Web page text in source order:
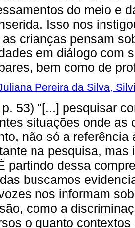
do meio e
Isso nos
as crianças pensam
em diálogo com
bem como de
Pereira da Silva,
p. 53) "[...] pesquisar
situações onde as
não só a
na pesquisa,
partindo dessa
buscamos
nos informam
como a
o quanto